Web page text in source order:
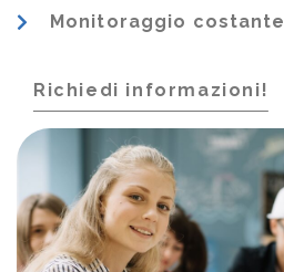
Monitoraggio costante
Richiedi informazioni!